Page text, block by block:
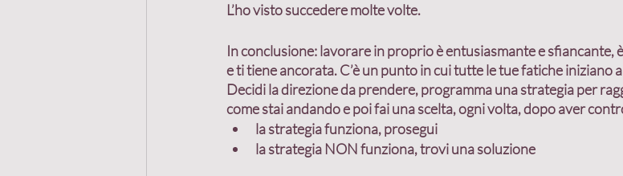
L’ho visto succedere molte volte.
In conclusione: lavorare in proprio è entusiasmante e sfiancante,
e ti tiene ancorata. C’è un punto in cui tutte le tue fatiche iniziano
Decidi la direzione da prendere, programma una strategia per
come stai andando e poi fai una scelta, ogni volta, dopo aver
la strategia funziona, prosegui
la strategia NON funziona, trovi una soluzione